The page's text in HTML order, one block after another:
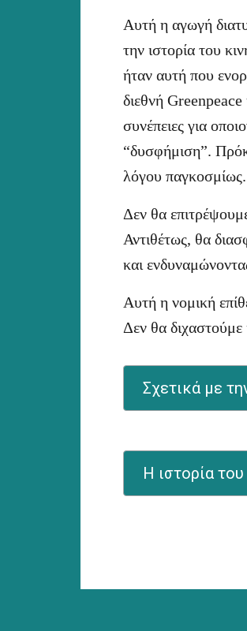
Αυτή η αγωγή
την ιστορία του
ήταν αυτή που
διεθνή
συνέπειες για
“δυσφήμιση”.
λόγου παγκοσμίως.
Δεν θα
Αντιθέτως, θα
και
Αυτή η νομική
Δεν θα
Σχετικά με
Η ιστορία